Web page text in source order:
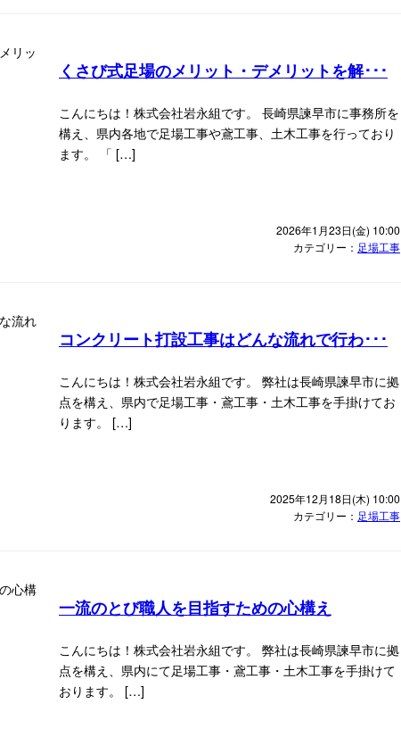
くさび式足場のメリット・デメリットを解･･･
こんにちは！株式会社岩永組です。 長崎県諫早市に事務所を
構え、県内各地で足場工事や鳶工事、土木工事を行っており
ます。 「 […]
2026年1月23日(金) 10:00
カテゴリー： 足場工事
コンクリート打設工事はどんな流れで行わ･･･
こんにちは！株式会社岩永組です。 弊社は長崎県諫早市に拠
点を構え、県内で足場工事・鳶工事・土木工事を手掛けてお
ります。 […]
2025年12月18日(木) 10:00
カテゴリー： 足場工事
一流のとび職人を目指すための心構え
こんにちは！株式会社岩永組です。 弊社は長崎県諫早市に拠
点を構え、県内にて足場工事・鳶工事・土木工事を手掛けて
おります。 […]